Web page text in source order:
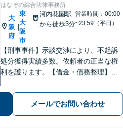
はなぞの綜合法律事務所
大
阪
府
東
大
阪
市
河内花園駅
から徒歩3分
営業時間：00:00
~23:59（平日）
【刑事事件】示談交渉により、不起訴
処分獲得実績多数。依頼者の正当な権
利を護ります。【借金・債務整理】借
問題】不貞慰謝料の獲得、減額実績多
数。独りで悩まず、先ずはお話をお聞
かせ下さい。【土日・夜間対応可】
メールでお問い合わせ